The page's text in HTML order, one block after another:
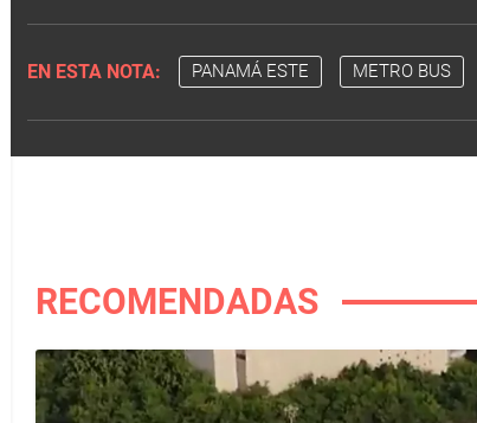
EN ESTA NOTA: PANAMÁ ESTE METRO BUS
RECOMENDADAS